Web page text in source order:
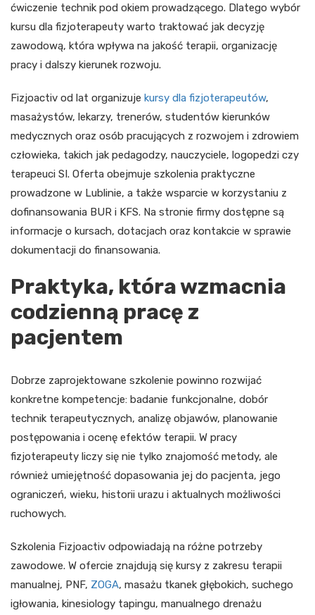
ćwiczenie technik pod okiem prowadzącego. Dlatego wybór
kursu dla fizjoterapeuty warto traktować jak decyzję
zawodową, która wpływa na jakość terapii, organizację
pracy i dalszy kierunek rozwoju.
Fizjoactiv od lat organizuje kursy dla fizjoterapeutów,
masażystów, lekarzy, trenerów, studentów kierunków
medycznych oraz osób pracujących z rozwojem i zdrowiem
człowieka, takich jak pedagodzy, nauczyciele, logopedzi czy
terapeuci SI. Oferta obejmuje szkolenia praktyczne
prowadzone w Lublinie, a także wsparcie w korzystaniu z
dofinansowania BUR i KFS. Na stronie firmy dostępne są
informacje o kursach, dotacjach oraz kontakcie w sprawie
dokumentacji do finansowania.
Praktyka, która wzmacnia
codzienną pracę z
pacjentem
Dobrze zaprojektowane szkolenie powinno rozwijać
konkretne kompetencje: badanie funkcjonalne, dobór
technik terapeutycznych, analizę objawów, planowanie
postępowania i ocenę efektów terapii. W pracy
fizjoterapeuty liczy się nie tylko znajomość metody, ale
również umiejętność dopasowania jej do pacjenta, jego
ograniczeń, wieku, historii urazu i aktualnych możliwości
ruchowych.
Szkolenia Fizjoactiv odpowiadają na różne potrzeby
zawodowe. W ofercie znajdują się kursy z zakresu terapii
manualnej, PNF, ZOGA, masażu tkanek głębokich, suchego
igłowania, kinesiology tapingu, manualnego drenażu